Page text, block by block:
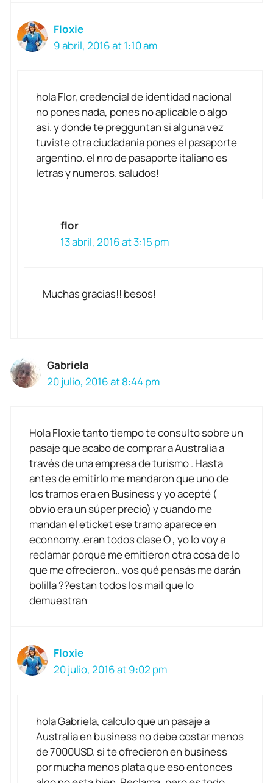
Floxie
9 abril, 2016 at 1:10 am
hola Flor, credencial de identidad nacional
no pones nada, pones no aplicable o algo
asi. y donde te pregguntan si alguna vez
tuviste otra ciudadania pones el pasaporte
argentino. el nro de pasaporte italiano es
letras y numeros. saludos!
flor
13 abril, 2016 at 3:15 pm
Muchas gracias!! besos!
Gabriela
20 julio, 2016 at 8:44 pm
Hola Floxie tanto tiempo te consulto sobre un
pasaje que acabo de comprar a Australia a
través de una empresa de turismo . Hasta
antes de emitirlo me mandaron que uno de
los tramos era en Business y yo acepté (
obvio era un súper precio) y cuando me
mandan el eticket ese tramo aparece en
econnomy..eran todos clase O , yo lo voy a
reclamar porque me emitieron otra cosa de lo
que me ofrecieron.. vos qué pensás me darán
bolilla ??estan todos los mail que lo
demuestran
Floxie
20 julio, 2016 at 9:02 pm
hola Gabriela, calculo que un pasaje a
Australia en business no debe costar menos
de 7000USD. si te ofrecieron en business
por mucha menos plata que eso entonces